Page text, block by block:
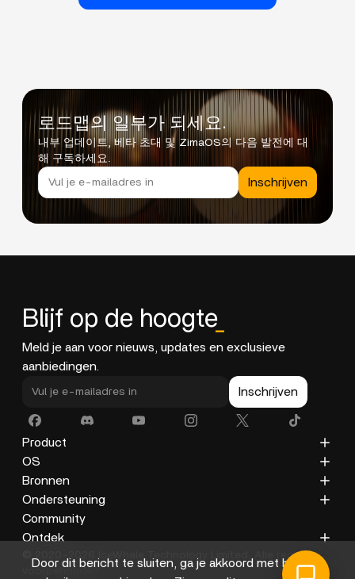
로드맵의 일부가 되세요.
내부 업데이트, 베타 초대 및 ZimaOS의 다음 발전에 대
해 구독하세요.
Inschrijven
Door dit bericht te sluiten, ga je akkoord met het
Blijf op de hoogte_
Meld je aan voor nieuws, updates en exclusieve
aanbiedingen.
Inschrijven
Product
ZimaCube
ZimaBoard 2
ZimaBoard
ZimaBlade
Accessoires
OS
ZimaOS
CasaOS
Bronnen
Blog
Documentatie
Galerij
Ondersteuning
Privacybeleid
Retourbeleid
Verzendbeleid
Servicevoorwaarden
Community
Ontdek
Over ons
Distributeurs
© 2020-2026 IceWhale Technology Limited. Alle rechten